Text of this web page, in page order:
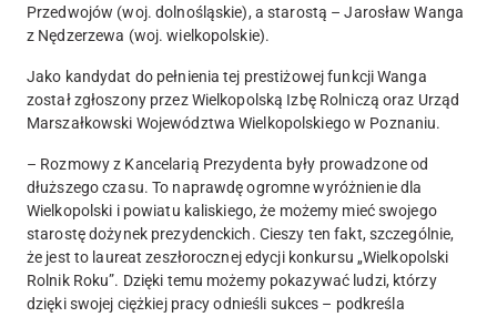
Przedwojów (woj. dolnośląskie), a starostą – Jarosław Wanga
z Nędzerzewa (woj. wielkopolskie).
Jako kandydat do pełnienia tej prestiżowej funkcji Wanga
został zgłoszony przez Wielkopolską Izbę Rolniczą oraz Urząd
Marszałkowski Województwa Wielkopolskiego w Poznaniu.
– Rozmowy z Kancelarią Prezydenta były prowadzone od
dłuższego czasu. To naprawdę ogromne wyróżnienie dla
Wielkopolski i powiatu kaliskiego, że możemy mieć swojego
starostę dożynek prezydenckich. Cieszy ten fakt, szczególnie,
że jest to laureat zeszłorocznej edycji konkursu „Wielkopolski
Rolnik Roku”. Dzięki temu możemy pokazywać ludzi, którzy
dzięki swojej ciężkiej pracy odnieśli sukces – podkreśla